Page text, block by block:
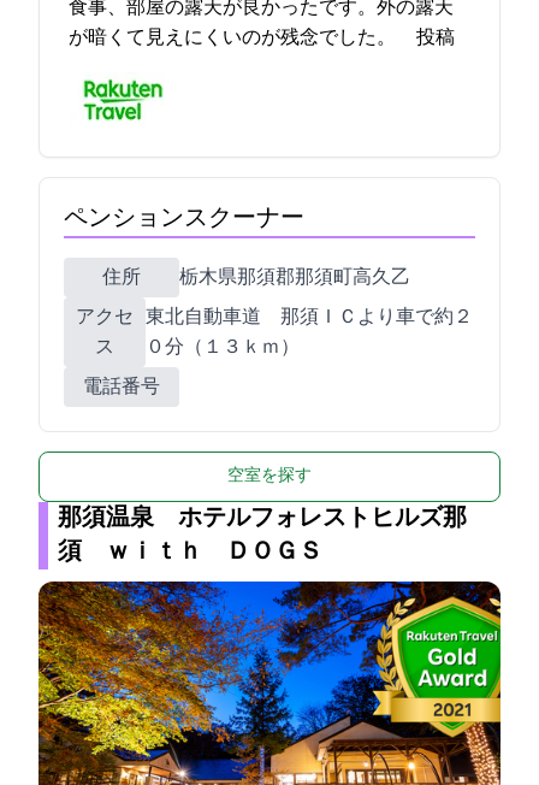
食事、部屋の露天が良かったです。外の露天
が暗くて見えにくいのが残念でした。 2021-08-28 12:22:42投稿
ペンションスクーナー
住所
栃木県那須郡那須町高久乙1879
アクセ
ス
東北自動車道 那須ＩＣより車で約２
０分（１３ｋｍ）
電話番号
空室を探す
那須温泉 ホテルフォレストヒルズ那
須 ｗｉｔｈ ＤＯＧＳ